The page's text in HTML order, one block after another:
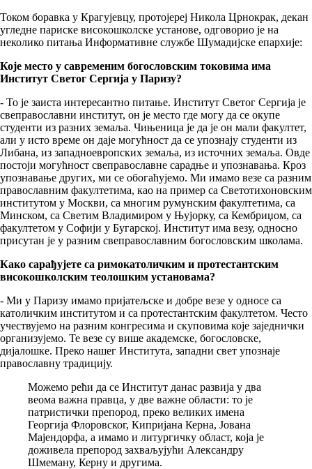
Током боравка у Крагујевцу, протојереј Никола Црнокрак, декан
угледне париске високошколске установе, одговорио је на
неколико питања Информативне службе Шумадијске епархије:
Које место у савременим богословским токовима има
Институт Светог Сергија у Паризу?
- То је заиста интересантно питање. Институт Светог Сергија је
свеправославни институт, он је место где могу да се окупе
студенти из разних земаља. Чињеница је да је он мали факултет,
али у исто време он даје могућност да се упознају студенти из
Либана, из западноевропских земаља, из источних земаља. Овде
постоји могућност свеправославне сарадње и упознавања. Кроз
упознавање других, ми се обогаћујемо. Ми имамо везе са разним
православним факултетима, као на пример са Светотихоновским
институтом у Москви, са многим румунским факултетима, са
Минском, са Светим Владимиром у Њујорку, са Кембриџом, са
факултетом у Софији у Бугарској. Институт има везу, односно
присутан је у разним свеправославним богословским школама.
Како сарађујете са римокатоличким и протестантским
високошколским теолошким установама?
- Ми у Паризу имамо пријатељске и добре везе у односе са
католичким институтом и са протестантским факултетом. Често
учествујемо на разним конгресима и скуповима које заједнички
организујемо. Те везе су више академске, богословске,
дијалошке. Преко нашег Института, западни свет упознаје
православну традицију.
Можемо рећи да се Институт данас развија у два
веома важна правца, у две важне области: то је
патристички препород, преко великих имена
Георгија Флоровског, Кипријана Керна, Јована
Мајендорфа, а имамо и литургичку област, која је
доживела препород захваљујући Александру
Шмеману, Керну и другима.